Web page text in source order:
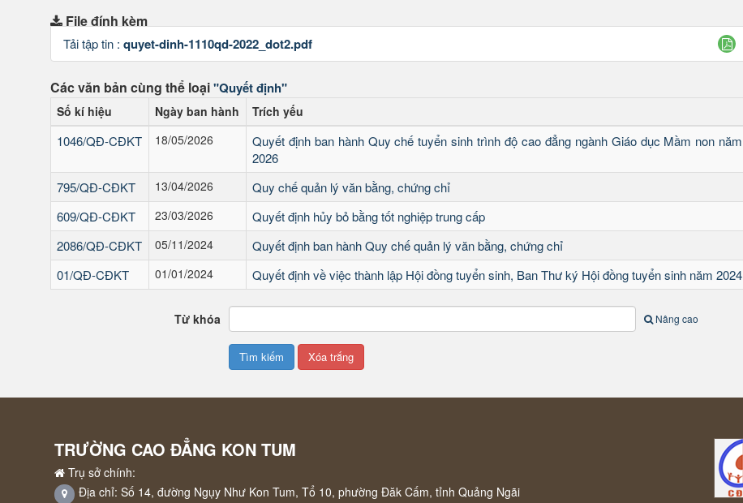
File đính kèm
Tải tập tin : quyet-dinh-1110qd-2022_dot2.pdf
Các văn bản cùng thể loại"Quyết định"
Số kí hiệu Ngày ban hành Trích yếu
1046/QĐ-CĐKT 18/05/2026
Quyết định ban hành Quy chế tuyển sinh trình độ cao đẳng ngành Giáo dục Mầm non năm
2026
795/QĐ-CĐKT
13/04/2026
Quy chế quản lý văn bằng, chứng chỉ
609/QĐ-CĐKT
23/03/2026
Quyết định hủy bỏ bằng tốt nghiệp trung cấp
2086/QĐ-CĐKT
05/11/2024
Quyết định ban hành Quy chế quản lý văn bằng, chứng chỉ
01/QĐ-CĐKT
01/01/2024 Quyết định về việc thành lập Hội đồng tuyển sinh, Ban Thư ký Hội đồng tuyển sinh năm 2024
Từ khóa Nâng cao
TRƯỜNG CAO ĐẲNG KON TUM
Trụ sở chính:
Địa chỉ: Số 14, đường Ngụy Như Kon Tum, Tổ 10, phường Đăk Cấm, tỉnh Quảng Ngãi